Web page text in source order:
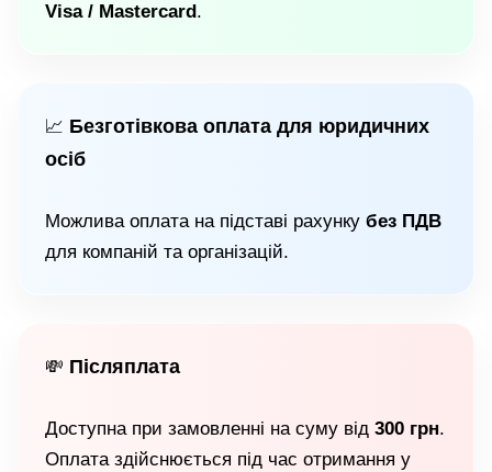
Visa / Mastercard .
📈 Безготівкова оплата для юридичних
осіб
Можлива оплата на підставі рахунку без ПДВ
для компаній та організацій.
💸 Післяплата
Доступна при замовленні на суму від 300 грн.
Оплата здійснюється під час отримання у